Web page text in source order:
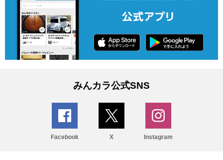
みんカラ公式SNS
Facebook X Instagram